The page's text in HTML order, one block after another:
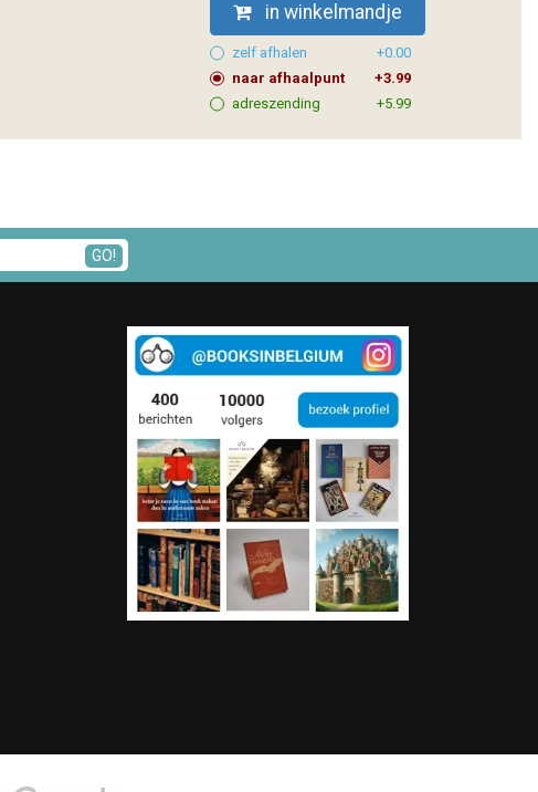
in winkelmandje
zelf afhalen
+0.00
naar afhaalpunt
+3.99
adreszending
+5.99
GO!